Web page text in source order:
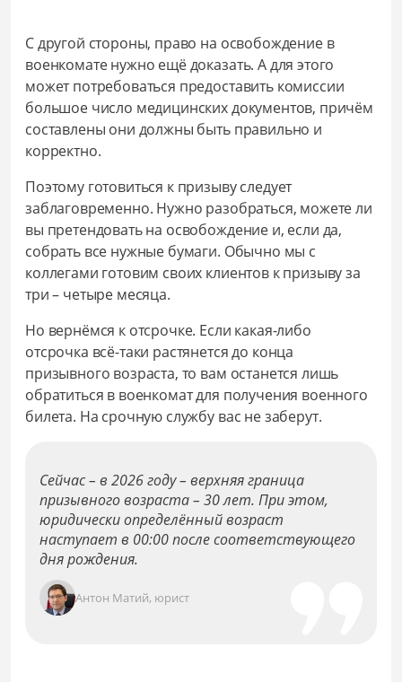
С другой стороны, право на освобождение в
военкомате нужно ещё доказать. А для этого
может потребоваться предоставить комиссии
большое число медицинских документов, причём
составлены они должны быть правильно и
корректно.
Поэтому готовиться к призыву следует
заблаговременно. Нужно разобраться, можете ли
вы претендовать на освобождение и, если да,
собрать все нужные бумаги. Обычно мы с
коллегами готовим своих клиентов к призыву за
три – четыре месяца.
Но вернёмся к отсрочке. Если какая-либо
отсрочка всё-таки растянется до конца
призывного возраста, то вам останется лишь
обратиться в военкомат для получения военного
билета. На срочную службу вас не заберут.
Сейчас – в 2026 году– верхняя граница
призывного возраста – 30 лет. При этом,
юридически определённый возраст
наступает в 00:00 после соответствующего
дня рождения.
Антон Матий, юрист